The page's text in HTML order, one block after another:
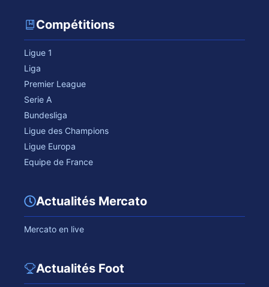
Compétitions
Ligue 1
Liga
Premier League
Serie A
Bundesliga
Ligue des Champions
Ligue Europa
Equipe de France
Actualités Mercato
Mercato en live
Actualités Foot